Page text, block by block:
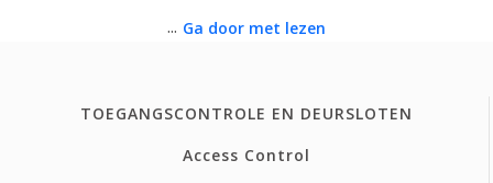
... Ga door met lezen
TOEGANGSCONTROLE EN DEURSLOTEN
Access Control